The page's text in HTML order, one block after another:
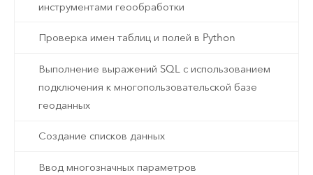
инструментами геообработки
Проверка имен таблиц и полей в Python
Выполнение выражений SQL с использованием
подключения к многопользовательской базе
геоданных
Создание списков данных
Ввод многозначных параметров